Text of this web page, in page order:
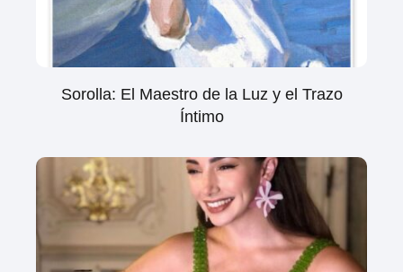
Sorolla: El Maestro de la Luz y el Trazo
Íntimo